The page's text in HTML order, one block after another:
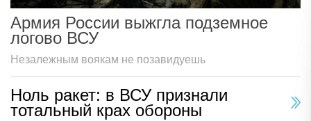
Армия России выжгла подземное
логово ВСУ
Незалежным воякам не позавидуешь
Ноль ракет: в ВСУ признали
тотальный крах обороны